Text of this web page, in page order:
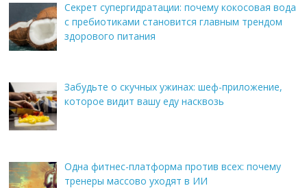
Секрет супергидратации: почему кокосовая вода
с пребиотиками становится главным трендом
здорового питания
Забудьте о скучных ужинах: шеф-приложение,
которое видит вашу еду насквозь
Одна фитнес-платформа против всех: почему
тренеры массово уходят в ИИ